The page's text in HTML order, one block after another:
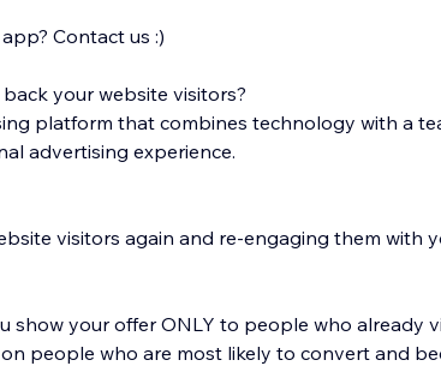
Contact us :)
your website visitors?
platform that combines technology with a
advertising experience.
visitors again and re-engaging them with
show your offer ONLY to people who already
people who are most likely to convert and